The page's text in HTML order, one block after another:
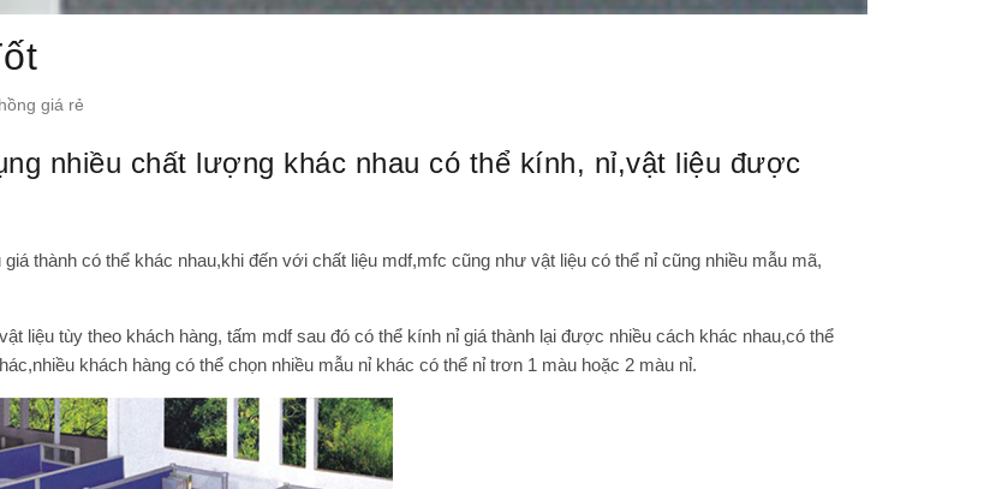
giá rẻ
nhiều chất lượng khác nhau có thể kính, nỉ,vật liệu được
thành có thể khác nhau,khi đến với chất liệu mdf,mfc cũng như vật liệu có thể nỉ cũng nhiều mẫu mã,
liệu tùy theo khách hàng, tấm mdf sau đó có thể kính nỉ giá thành lại được nhiều cách khác nhau,có thể
khách hàng có thể chọn nhiều mẫu nỉ khác có thể nỉ trơn 1 màu hoặc 2 màu nỉ.